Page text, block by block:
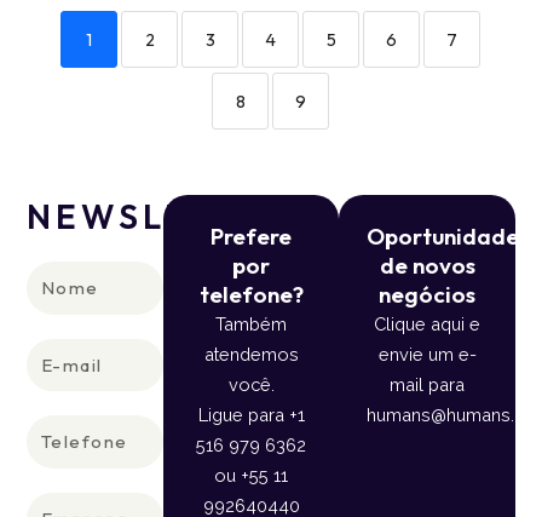
1 2 3 4 5 6 7
8 9
NEWSLETTER
Prefere
por
telefone?
Também
atendemos
você.
Ligue para +1
516 979 6362
ou +55 11
992640440
Oportunidade
de novos
negócios
Clique aqui e
envie um e-
mail para